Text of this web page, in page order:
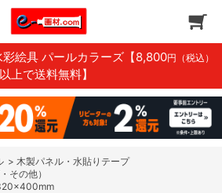
絵具 パールカラーズ 【8,800円（税込）
以上で送料無料】
> 木製パネル・水貼りテープ
その他）